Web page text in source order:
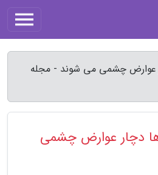
عوارض چشمی می شوند - مجله
دچار عوارض چشمی